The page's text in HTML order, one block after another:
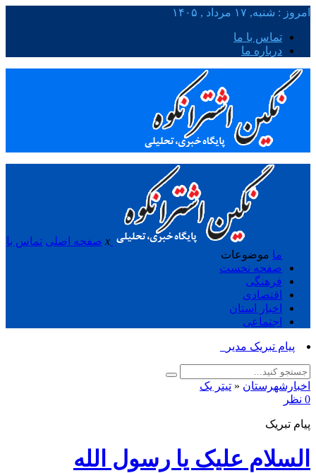
امروز : شنبه, ۱۷ مرداد , ۱۴۰۵
تماس با ما
درباره ما
x صفحه اصلی تماس با
ما موضوعات
صفحه نخست
فرهنگی
اقتصادی
اخبار استان
اجتماعی
پیام تبریک مدیر جهاد _
اخبارشهرستان « تیتر یک
0 نظر
پیام تبریک
السلام علیک یا رسول الله